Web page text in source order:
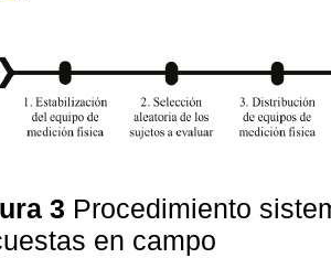
3 Procedimiento
en campo